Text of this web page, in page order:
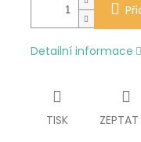
Detailní informace
TISK ZEPTAT